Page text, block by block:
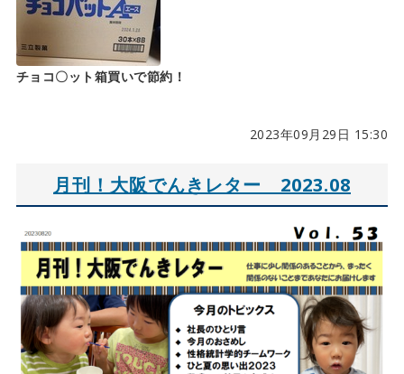
チョコ〇ット箱買いで節約！
2023年09月29日 15:30
月刊！大阪でんきレター 2023.08